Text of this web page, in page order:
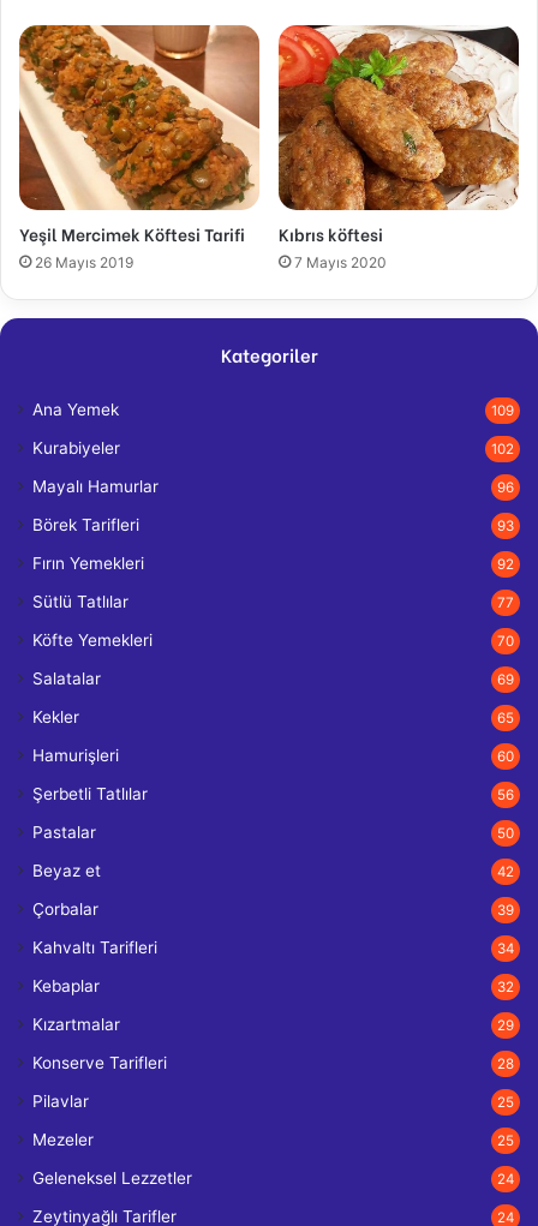
Yeşil Mercimek Köftesi Tarifi
26 Mayıs 2019
Kıbrıs köftesi
7 Mayıs 2020
Kategoriler
Ana Yemek 109
Kurabiyeler 102
Mayalı Hamurlar 96
Börek Tarifleri 93
Fırın Yemekleri 92
Sütlü Tatlılar 77
Köfte Yemekleri 70
Salatalar 69
Kekler 65
Hamurişleri 60
Şerbetli Tatlılar 56
Pastalar 50
Beyaz et 42
Çorbalar 39
Kahvaltı Tarifleri 34
Kebaplar 32
Kızartmalar 29
Konserve Tarifleri 28
Pilavlar 25
Mezeler 25
Geleneksel Lezzetler 24
Zeytinyağlı Tarifler 24